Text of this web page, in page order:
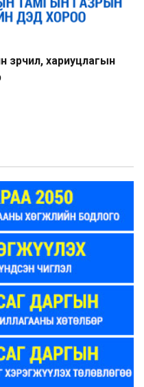
зөрчил, хариуцлагын